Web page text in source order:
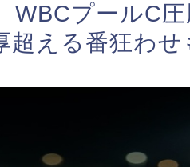
WBCプールC
超える番狂わせ